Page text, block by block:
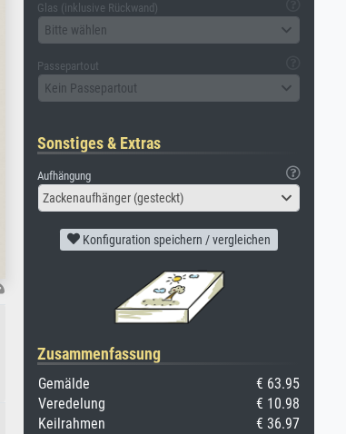
Glas (inklusive Rückwand)
Bitte wählen
Passepartout
Kein Passepartout
Sonstiges & Extras
Aufhängung
Zackenaufhänger (gesteckt)
Konfiguration speichern / vergleichen
Zusammenfassung
Gemälde
€ 63.95
Veredelung
€ 10.98
Keilrahmen
€ 36.97